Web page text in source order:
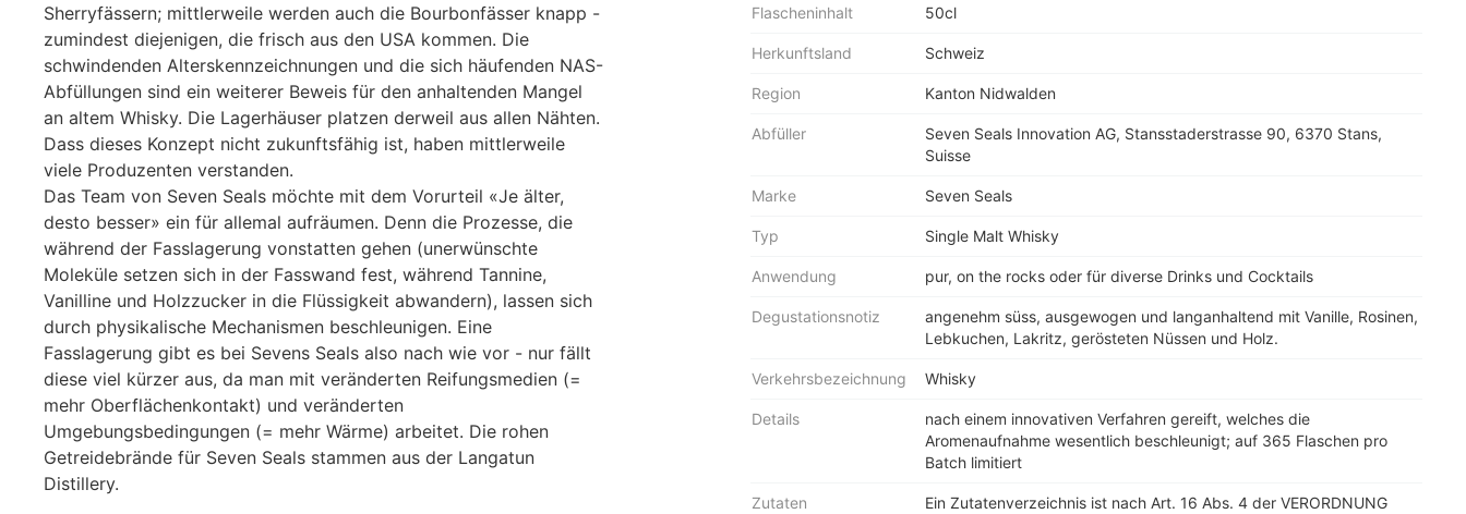
Sherryfässern; mittlerweile werden auch die Bourbonfässer knapp -
zumindest diejenigen, die frisch aus den USA kommen. Die
schwindenden Alterskennzeichnungen und die sich häufenden NAS-
Abfüllungen sind ein weiterer Beweis für den anhaltenden Mangel
an altem Whisky. Die Lagerhäuser platzen derweil aus allen Nähten.
Dass dieses Konzept nicht zukunftsfähig ist, haben mittlerweile
viele Produzenten verstanden.
Das Team von Seven Seals möchte mit dem Vorurteil «Je älter,
desto besser» ein für allemal aufräumen. Denn die Prozesse, die
während der Fasslagerung vonstatten gehen (unerwünschte
Moleküle setzen sich in der Fasswand fest, während Tannine,
Vanilline und Holzzucker in die Flüssigkeit abwandern), lassen sich
durch physikalische Mechanismen beschleunigen. Eine
Fasslagerung gibt es bei Sevens Seals also nach wie vor - nur fällt
diese viel kürzer aus, da man mit veränderten Reifungsmedien (=
mehr Oberflächenkontakt) und veränderten
Umgebungsbedingungen (= mehr Wärme) arbeitet. Die rohen
Getreidebrände für Seven Seals stammen aus der Langatun
Distillery.
Flascheninhalt 50cl
Herkunftsland Schweiz
Region Kanton Nidwalden
Abfüller
Seven Seals Innovation AG, Stansstaderstrasse 90, 6370 Stans,
Suisse
Marke Seven Seals
Typ Single Malt Whisky
Anwendung pur, on the rocks oder für diverse Drinks und Cocktails
Degustationsnotiz
angenehm süss, ausgewogen und langanhaltend mit Vanille, Rosinen,
Lebkuchen, Lakritz, gerösteten Nüssen und Holz.
Verkehrsbezeichnung Whisky
Details
nach einem innovativen Verfahren gereift, welches die
Aromenaufnahme wesentlich beschleunigt; auf 365 Flaschen pro
Batch limitiert
Zutaten
Ein Zutatenverzeichnis ist nach Art. 16 Abs. 4 der VERORDNUNG